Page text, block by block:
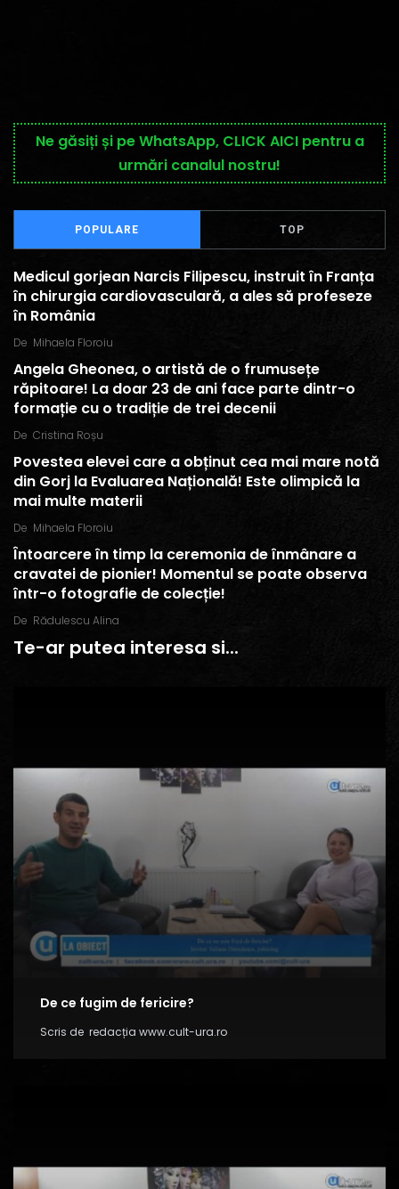
Ne găsiți și pe WhatsApp, CLICK AICI pentru a
urmări canalul nostru!
POPULARE TOP
Medicul gorjean Narcis Filipescu, instruit în Franța
în chirurgia cardiovasculară, a ales să profeseze
în România
De Mihaela Floroiu
Angela Gheonea, o artistă de o frumusețe
răpitoare! La doar 23 de ani face parte dintr-o
formație cu o tradiție de trei decenii
De Cristina Roșu
Povestea elevei care a obținut cea mai mare notă
din Gorj la Evaluarea Națională! Este olimpică la
mai multe materii
De Mihaela Floroiu
Întoarcere în timp la ceremonia de înmânare a
cravatei de pionier! Momentul se poate observa
într-o fotografie de colecție!
De Rădulescu Alina
Te-ar putea interesa si...
De ce fugim de fericire?
Scris de redacția www.cult-ura.ro